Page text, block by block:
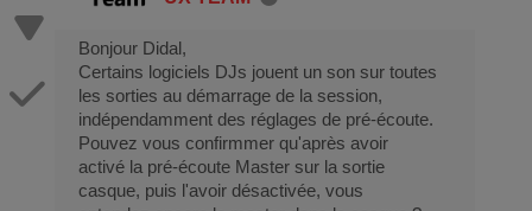
Bonjour Didal,
Certains logiciels DJs jouent un son sur toutes
les sorties au démarrage de la session,
indépendamment des réglages de pré-écoute.
Pouvez vous confirmmer qu'après avoir
activé la pré-écoute Master sur la sortie
casque, puis l'avoir désactivée, vous